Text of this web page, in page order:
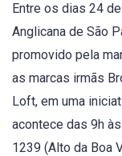
Entre os dias 24
Anglicana de São
promovido pela
as marcas irmãs
Loft, em uma
acontece das 9h
1239 (Alto da Boa